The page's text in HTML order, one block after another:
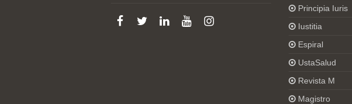
Principia Iuris
Iustitia
Espiral
UstaSalud
Revista M
Magistro